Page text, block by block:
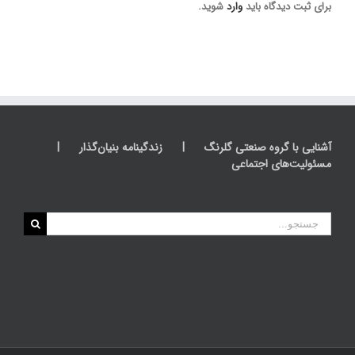
برای ثبت دیدگاه باید واردشوید.
آشنایی با گروه صنعتی گلرنگ
زندگینامه بنیان‌گذار
مسئولیت‌های اجتماعی
جستجو
برای: